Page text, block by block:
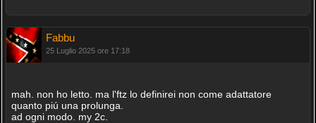
Fabbu
25 Luglio 2025 ore 17:18
mah. non ho letto. ma l'ftz lo definirei non come adattatore
quanto piú una prolunga.
ad ogni modo. my 2c.